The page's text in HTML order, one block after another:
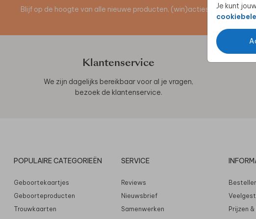
Je kunt
Blijf op de hoogte van alle nieuwe producten, (win)acties en unieke
Klantenservice
We zijn dagelijks bereikbaar voor al je vragen,
bezoek de klantenservice.
POPULAIRE CATEGORIEËN
Geboortekaartjes
Geboorteproducten
Trouwkaarten
SERVICE
Reviews
Nieuwsbrief
Samenwerken
Prijzen